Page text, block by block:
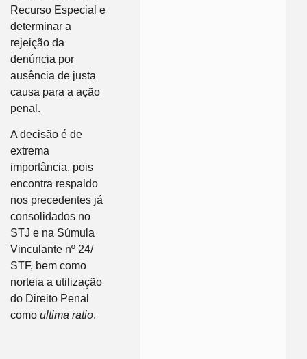
Recurso Especial e
determinar a
rejeição da
denúncia por
ausência de justa
causa para a ação
penal.
A decisão é de
extrema
importância, pois
encontra respaldo
nos precedentes já
consolidados no
STJ e na Súmula
Vinculante nº 24/
STF, bem como
norteia a utilização
do Direito Penal
como ultima ratio.